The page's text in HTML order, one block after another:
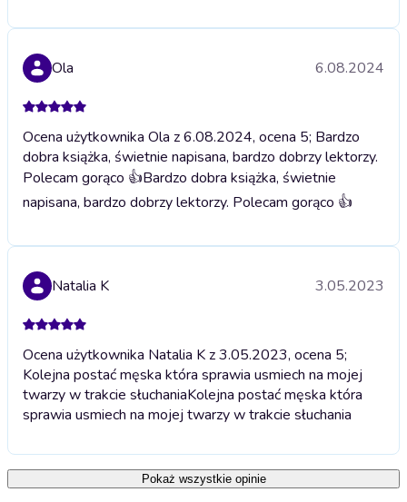
Ola 6.08.2024
Ocena użytkownika Ola z 6.08.2024, ocena 5; Bardzo
dobra książka, świetnie napisana, bardzo dobrzy lektorzy.
Polecam gorąco 👍Bardzo dobra książka, świetnie
napisana, bardzo dobrzy lektorzy. Polecam gorąco 👍
Natalia K 3.05.2023
Ocena użytkownika Natalia K z 3.05.2023, ocena 5;
Kolejna postać męska która sprawia usmiech na mojej
twarzy w trakcie słuchaniaKolejna postać męska która
sprawia usmiech na mojej twarzy w trakcie słuchania
Pokaż wszystkie opinie